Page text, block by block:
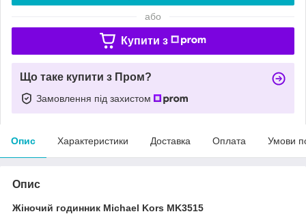
або
Купити з
Що таке купити з Пром?
Замовлення під захистом
Опис Характеристики Доставка Оплата Умови
Опис
Жіночий годинник Michael Kors MK3515